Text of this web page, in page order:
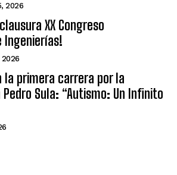
2026
XX Congreso
Ingenierías!
la primera carrera por la
Sula: “Autismo: Un Infinito